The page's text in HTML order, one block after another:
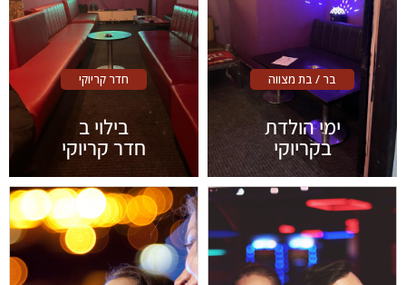
בר / בת מצווה
ימי הולדת
בקריוקי
חדר קריוקי
בילוי ב
חדר קריוקי